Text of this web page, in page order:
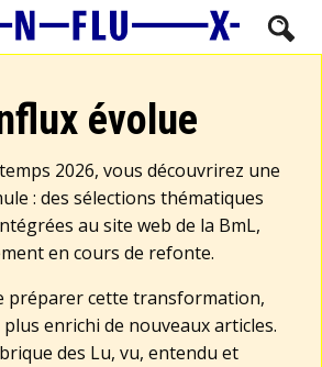
évolue
2026, vous découvrirez une
: des sélections thématiques
au site web de la BmL,
en cours de refonte.
préparer cette transformation,
plus enrichi de nouveaux articles.
des Lu, vu, entendu et